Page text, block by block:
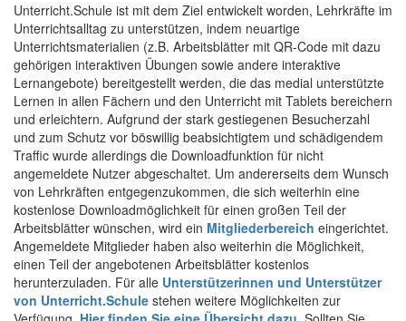
Unterricht.Schule ist mit dem Ziel entwickelt worden, Lehrkräfte im
Unterrichtsalltag zu unterstützen, indem neuartige
Unterrichtsmaterialien (z.B. Arbeitsblätter mit QR-Code mit dazu
gehörigen interaktiven Übungen sowie andere interaktive
Lernangebote) bereitgestellt werden, die das medial unterstützte
Lernen in allen Fächern und den Unterricht mit Tablets bereichern
und erleichtern. Aufgrund der stark gestiegenen Besucherzahl
und zum Schutz vor böswillig beabsichtigtem und schädigendem
Traffic wurde allerdings die Downloadfunktion für nicht
angemeldete Nutzer abgeschaltet. Um andererseits dem Wunsch
von Lehrkräften entgegenzukommen, die sich weiterhin eine
kostenlose Downloadmöglichkeit für einen großen Teil der
Arbeitsblätter wünschen, wird ein Mitgliederbereich eingerichtet.
Angemeldete Mitglieder haben also weiterhin die Möglichkeit,
einen Teil der angebotenen Arbeitsblätter kostenlos
herunterzuladen. Für alle Unterstützerinnen und Unterstützer
von Unterricht.Schule stehen weitere Möglichkeiten zur